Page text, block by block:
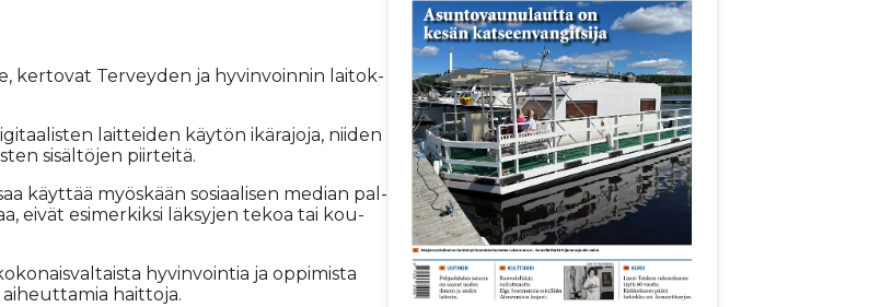
ker­to­vat Ter­vey­den ja hy­vin­voin­nin lai­tok­
lait­tei­den käy­tön ikä­ra­jo­ja, nii­den
si­säl­tö­jen piir­tei­tä.
käyt­tää myös­kään so­si­aa­li­sen me­di­an pal­
ei­vät esi­mer­kik­si läk­sy­jen te­koa tai kou­
hy­vin­voin­tia ja op­pi­mis­ta
hait­to­ja.